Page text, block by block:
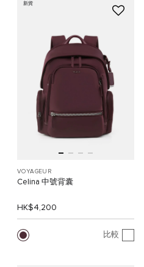
新貨
VOYAGEUR
Celina 中號背囊
HK$4,200
比較